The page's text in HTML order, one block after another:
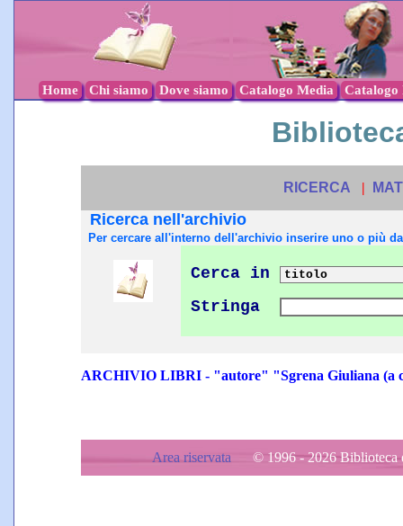
Home Chi siamo Dove siamo Catalogo Media Catalogo
RICERCA |
Ricerca nell'archivio
Per cercare all'interno dell'archivio inserire uno o più
Cerca in
Stringa
ARCHIVIO LIBRI - "autore" "Sgrena Giuliana (a
Area riservata © 1996 - 2026 Biblioteca